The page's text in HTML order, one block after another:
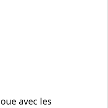
avec les